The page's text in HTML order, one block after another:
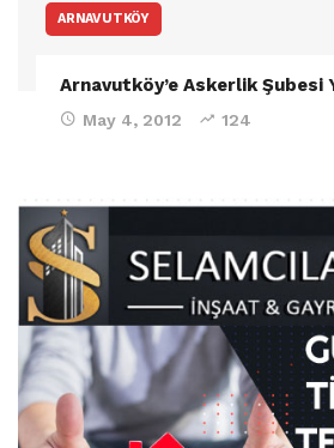
ARNAVUTKÖY
Arnavutköy’e Askerlik Şubesi
May 4, 2012 124